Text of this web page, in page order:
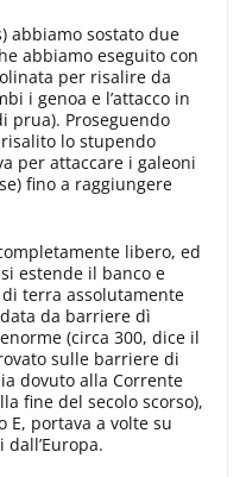
abbiamo sostato due
abbiamo ese­guito con
per risalire da
i genoa e l’attacco in
prua). Proseguendo
lo stu­pendo
per attaccare i galeoni
fino a raggiun­gere
libero, ed
estende il banco e
di terra assolutamente
da barriere dì
(circa 300, dice il
sul­le barriere di
dovuto alla Corrente
fine del secolo scorso),
E, portava a volte su